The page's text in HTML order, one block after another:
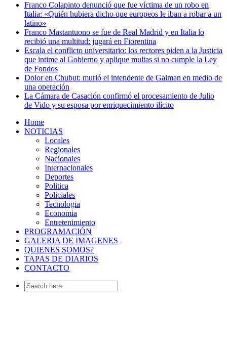
Franco Colapinto denunció que fue víctima de un robo en
Italia: «Quién hubiera dicho que europeos le iban a robar a un
latino»
Franco Mastantuono se fue de Real Madrid y en Italia lo
recibió una multitud: jugará en Fiorentina
Escala el conflicto universitario: los rectores piden a la Justicia
que intime al Gobierno y aplique multas si no cumple la Ley
de Fondos
Dolor en Chubut: murió el intendente de Gaiman en medio de
una operación
La Cámara de Casación confirmó el procesamiento de Julio
de Vido y su esposa por enriquecimiento ilícito
Home
NOTICIAS
Locales
Regionales
Nacionales
Internacionales
Deportes
Politica
Policiales
Tecnologia
Economia
Entretenimiento
PROGRAMACIÓN
GALERIA DE IMAGENES
QUIENES SOMOS?
TAPAS DE DIARIOS
CONTACTO
Search
for: